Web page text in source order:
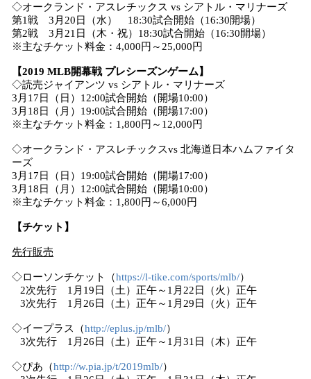
◇オークランド・アスレチックス vs シアトル・マリナーズ
第1戦 3月20日（水） 18:30試合開始（16:30開場）
第2戦 3月21日（木・祝）18:30試合開始（16:30開場）
※主なチケット料金：4,000円～25,000円
【2019 MLB開幕戦 プレシーズンゲーム】
◇読売ジャイアンツ vs シアトル・マリナーズ
3月17日（日）12:00試合開始（開場10:00）
3月18日（月）19:00試合開始（開場17:00）
※主なチケット料金：1,800円～12,000円
◇オークランド・アスレチックスvs 北海道日本ハムファイタ
ーズ
3月17日（日）19:00試合開始（開場17:00）
3月18日（月）12:00試合開始（開場10:00）
※主なチケット料金：1,800円～6,000円
【チケット】
先行販売
◇ローソンチケット（https://l-tike.com/sports/mlb/）
2次先行 1月19日（土）正午～1月22日（火）正午
3次先行 1月26日（土）正午～1月29日（火）正午
◇イープラス（http://eplus.jp/mlb/）
3次先行 1月26日（土）正午～1月31日（木）正午
◇ぴあ（http://w.pia.jp/t/2019mlb/）